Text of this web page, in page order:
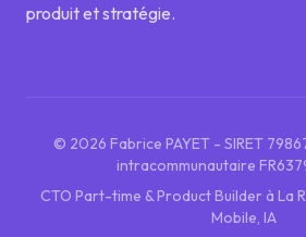
produit et stratégie.
© 2026 Fabrice PAYET - SIRET
intracommunautaire
CTO Part-time & Product Builder à La
Mobile, IA